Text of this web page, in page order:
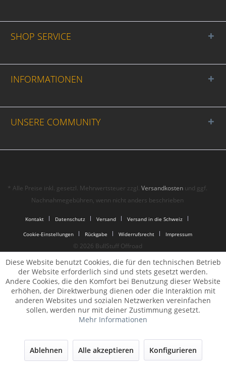
SHOP SERVICE
INFORMATIONEN
UNSERE COMMUNITY
* Alle Preise inkl. gesetzl. Mehrwertsteuer zzgl.Versandkosten und ggf.
Nachnahmegebühren, wenn nicht anders beschrieben
Kontakt Datenschutz Versand Versand in die Schweiz
Cookie-Einstellungen Rückgabe Widerrufsrecht Impressum
© 2026 BullStuff Offroad
Diese Website benutzt Cookies, die für den technischen Betrieb
der Website erforderlich sind und stets gesetzt werden.
Andere Cookies, die den Komfort bei Benutzung dieser Website
erhöhen, der Direktwerbung dienen oder die Interaktion mit
anderen Websites und sozialen Netzwerken vereinfachen
sollen, werden nur mit deiner Zustimmung gesetzt.
Mehr Informationen
Ablehnen Alle akzeptieren Konfigurieren